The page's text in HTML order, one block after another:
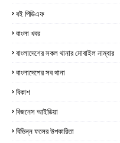
বই পিডিএফ
বাংলা খবর
বাংলাদেশের সকল থানার মোবাইল নাম্বার
বাংলাদেশের সব থানা
বিকাশ
বিজনেস আইডিয়া
বিভিন্ন ফলের উপকারিতা